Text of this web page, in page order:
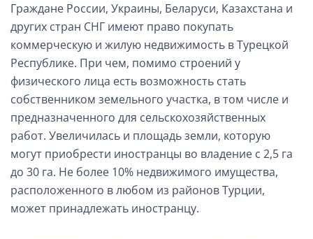
Граждане России, Украины, Беларуси, Казахстана и
других стран СНГ имеют право покупать
коммерческую и жилую недвижимость в Турецкой
Республике. При чем, помимо строений у
физического лица есть возможность стать
собственником земельного участка, в том числе и
предназначенного для сельскохозяйственных
работ. Увеличилась и площадь земли, которую
могут приобрести иностранцы во владение с 2,5 га
до 30 га. Не более 10% недвижимого имущества,
расположенного в любом из районов Турции,
может принадлежать иностранцу.